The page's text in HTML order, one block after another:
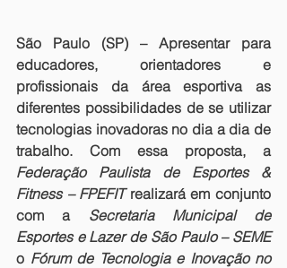
São Paulo (SP) – Apresentar para
educadores, orientadores e
profissionais da área esportiva as
diferentes possibilidades de se utilizar
tecnologias inovadoras no dia a dia de
Federação Paulista de Esportes &
Fitness – FPEFIT realizará em conjunto
com a Secretaria Municipal de
Esportes e Lazer de São Paulo – SEME
o Fórum de Tecnologia e Inovação no